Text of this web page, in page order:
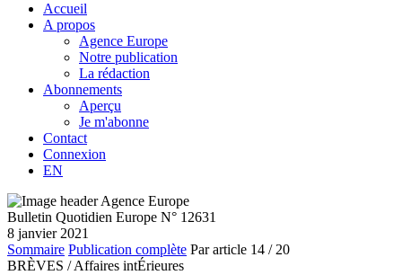
Accueil
A propos
Agence Europe
Notre publication
La rédaction
Abonnements
Aperçu
Je m'abonne
Contact
Connexion
EN
Bulletin Quotidien Europe N° 12631
8 janvier 2021
Sommaire Publication complète Par article 14 / 20
BRÈVES / Affaires intÉrieures